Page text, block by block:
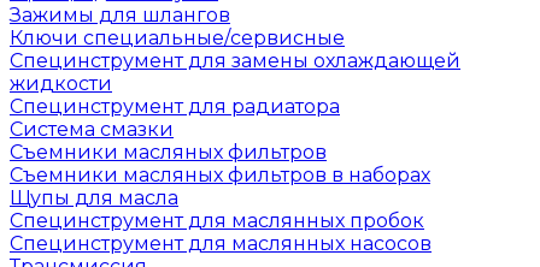
Зажимы для шлангов
Ключи специальные/сервисные
Специнструмент для замены охлаждающей
жидкости
Специнструмент для радиатора
Система смазки
Съемники масляных фильтров
Съемники масляных фильтров в наборах
Щупы для масла
Специнструмент для маслянных пробок
Специнструмент для маслянных насосов